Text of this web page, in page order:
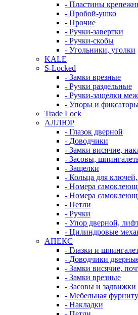
- Пластины
- Пробой-ушко
- Прочие
- Ручки-завертки
- Ручки-скобы
- Угольники, уголки
KALE
S-Locked
- Замки врезные
- Ручки раздельные
- Ручки-защелки
- Упоры и
Trade Lock
АЛЛЮР
- Глазок дверной
- Доводчики
- Замки висячие,
- Засовы,
- Защелки
- Кольца для
- Номера
- Номера
- Петли
- Ручки
- Упор дверной,
- Цилиндровые
АПЕКС
- Глазки и
- Доводчики
- Замки висячие,
- Замки врезные
- Засовы и
- Мебельная
- Накладки